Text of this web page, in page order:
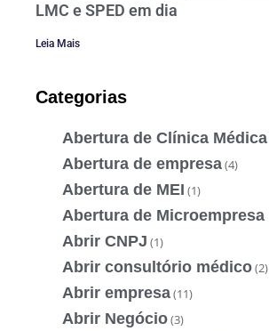
LMC e SPED em dia
Leia Mais
Categorias
Abertura de Clínica Médica
Abertura de empresa(4)
Abertura de MEI (1)
Abertura de Microempresa
Abrir CNPJ (1)
Abrir consultório médico(2)
Abrir empresa(11)
Abrir Negócio(3)